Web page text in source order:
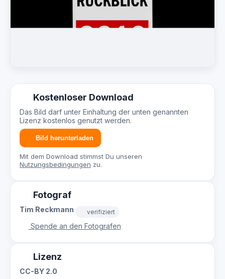
Kostenloser Download
Das Bild darf unter Einhaltung der unten genannten
Lizenz kostenlos genutzt werden.
Bild herunterladen
Mit dem Download stimmst Du unseren
Nutzungsbedingungen zu.
Fotograf
Tim Reckmann verifiziert
Spende an den Fotografen
Lizenz
CC-BY 2.0